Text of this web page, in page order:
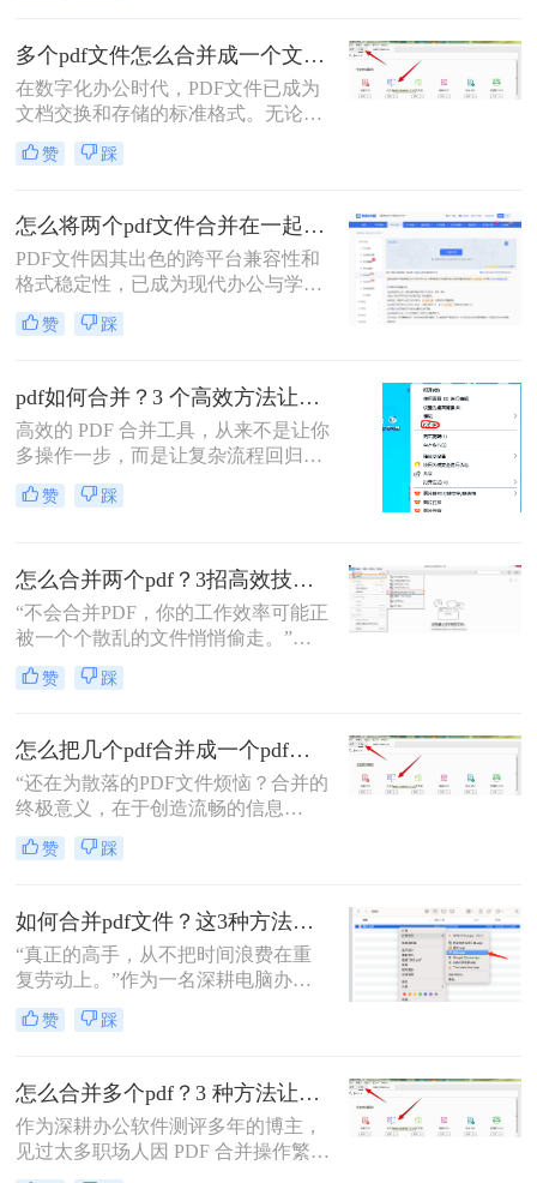
作和学习中，我们常常需要将多个
PDF文件合并成一个，以方便管理、
分享或打印。那么怎么把多个pdf文件
合并成一个呢？本文将全面解析多种
PDF合并方法，帮助您根据具体需求
选择最合适的解决方案。
多个pdf文件怎么合并成一个文件？从新手到高手的完整指南！
在数字化办公时代，PDF文件已成为
文档交换和存储的标准格式。无论是
学术研究、工作报告还是法律文件，
我们经常需要将多个PDF文件整合为
对这一需求时常常感到困惑。那么多
个pdf文件怎么合并成一个文件呢？本
文将详细介绍七种常用且高效的PDF
合并方法，涵盖不同平台、使用场景
和技术水平，助您轻松应对各种PDF
处理需求。
赞 踩
怎么将两个pdf文件合并在一起？五大方法全面解析！
PDF文件因其出色的跨平台兼容性和
格式稳定性，已成为现代办公与学术
交流中不可或缺的文件格式。然而，
当我们面对需要整合多个PDF文档的
任务就成为了一个常见挑战。
赞 踩
pdf如何合并？3 个高效方法让办公效率翻倍！
高效的 PDF 合并工具，从来不是让你
多操作一步，而是让复杂流程回归简
单本质。职场中，谁没遇到过需要将
多个 PDF 文件合并的场景？项目报告
整合为完整文档。
赞 踩
怎么合并两个pdf？3招高效技巧，让你告别杂乱文档！
“不会合并PDF，你的工作效率可能正
被一个个散乱的文件悄悄偷走。”作
为一名从事电脑办公软件测评多年的
博主，小编经常被粉丝问到：“怎么
背后却藏着效率的巨大分水岭。职场
办公人群和自媒体创作者们，常常陷
入信息碎片化、操作繁琐和安全隐忧
的困境。
赞 踩
怎么把几个pdf合并成一个pdf文件？合并文件的四大高效秘籍，总有一款适合你！
“还在为散落的PDF文件烦恼？合并的
终极意义，在于创造流畅的信息
流。”身为一名深耕电脑办公软件测
评多年的博主，我深知高效处理文档
点。面对数十份零散的PDF——可能
是项目报告的不同章节、分散的合同
附件，或是零散的参考资料
赞 踩
如何合并pdf文件？这3种方法让你效率翻倍！
“真正的高手，从不把时间浪费在重
复劳动上。”作为一名深耕电脑办公
软件测评多年的博主，我深知PDF文
件处理是每个职场人和内容创作者的
琐、安全隐患——这些痛点几乎每天
都在消耗我们的时间和耐心。
赞 踩
怎么合并多个pdf？3 种方法让效率翻倍”！
作为深耕办公软件测评多年的博主，
见过太多职场人因 PDF 合并操作繁
琐、格式错乱、隐私泄露踩坑。其实